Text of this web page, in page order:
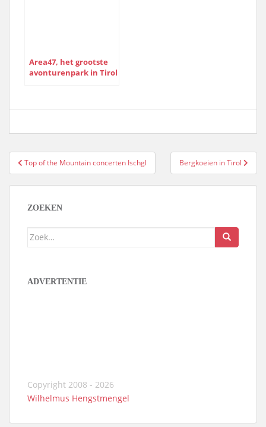
Area47, het grootste
avonturenpark in Tirol
Bericht
navigatie
Top of the Mountain concerten Ischgl Bergkoeien in Tirol
ZOEKEN
Zoek
ADVERTENTIE
Copyright 2008 - 2026
Wilhelmus Hengstmengel